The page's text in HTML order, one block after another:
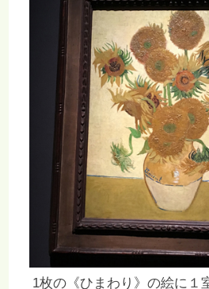
1枚の《ひまわり》の絵に１